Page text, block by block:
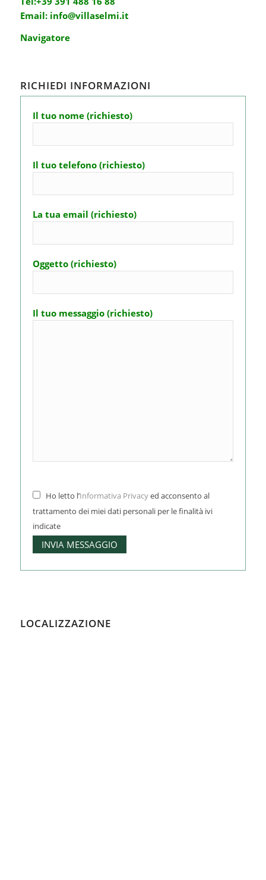
Email: info@villaselmi.it
Navigatore
RICHIEDI INFORMAZIONI
Il tuo nome (richiesto)
Il tuo telefono (richiesto)
La tua email (richiesto)
Oggetto (richiesto)
Il tuo messaggio (richiesto)
Ho letto l’Informativa Privacyed acconsento al
trattamento dei miei dati personali per le finalità ivi
indicate
LOCALIZZAZIONE